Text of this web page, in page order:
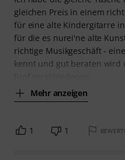
gleichen Preis in einem
für eine alte Kindergitarre
für die es nurei'ne alte
richtige Musikgeschäft -
kennt und gut beraten wird
Mehr anzeigen
1 1